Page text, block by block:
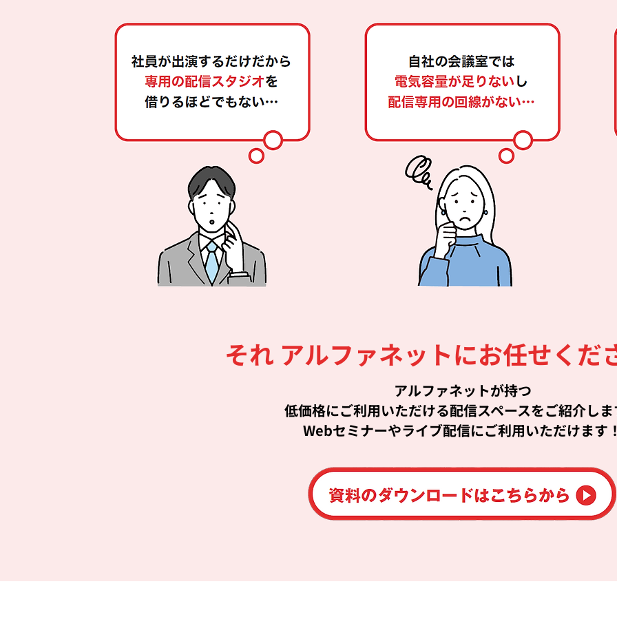
それ アルファネットにお任せくだ
アルファネットが持つ
低価格にご利用いただける配信スペースをご紹介しま
Webセミナーやライブ配信にご利用いただけます！